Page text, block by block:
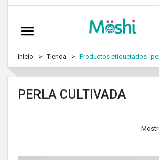
Inicio Tienda Productos etiquetados
PERLA CULTIVADA